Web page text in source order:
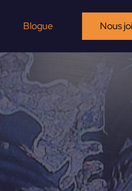
Blogue Nous